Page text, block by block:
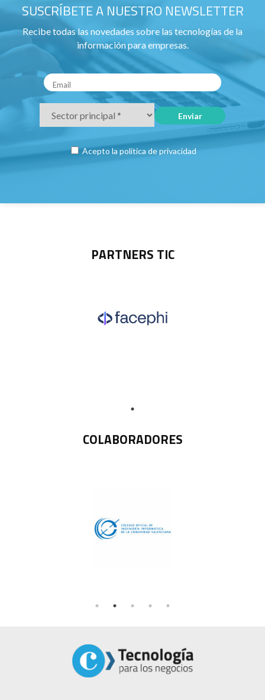
SUSCRÍBETE A NUESTRO NEWSLETTER
Recibe todas las novedades sobre las tecnologías de la
información para empresas.
Acepto la política de privacidad
PARTNERS TIC
COLABORADORES